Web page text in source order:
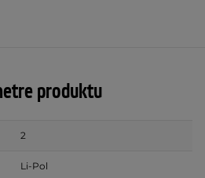
produktu
2
Li-Pol